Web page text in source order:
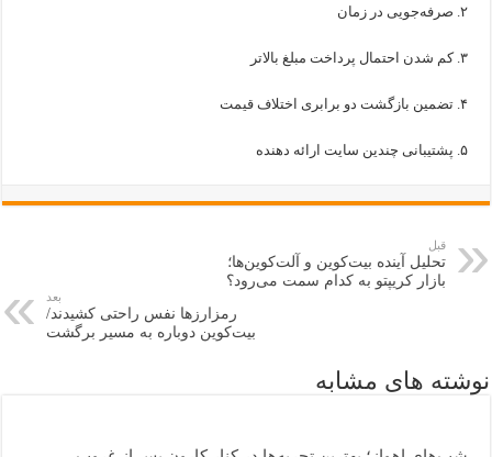
۲. صرفه‌جویی در زمان
۳. کم شدن احتمال پرداخت مبلغ بالاتر
۴. تضمین بازگشت دو برابری اختلاف قیمت
۵. پشتیبانی چندین سایت ارائه دهنده
قبل
تحلیل آینده بیت‌کوین و آلت‌کوین‌ها؛
بازار کریپتو به کدام سمت می‌رود؟
بعد
رمزارز‌ها نفس راحتی کشیدند/
بیت‌کوین دوباره به مسیر برگشت
نوشته های مشابه